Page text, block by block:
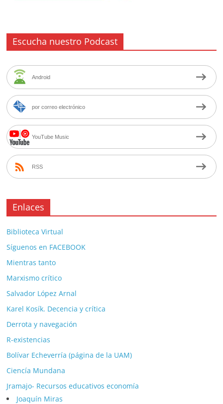
Escucha nuestro Podcast
Android
por correo electrónico
YouTube Music
RSS
Enlaces
Biblioteca Virtual
Síguenos en FACEBOOK
Mientras tanto
Marxismo crítico
Salvador López Arnal
Karel Kosík. Decencia y crítica
Derrota y navegación
R-existencias
Bolívar Echeverría (página de la UAM)
Ciencía Mundana
Jramajo- Recursos educativos economía
Joaquín Miras